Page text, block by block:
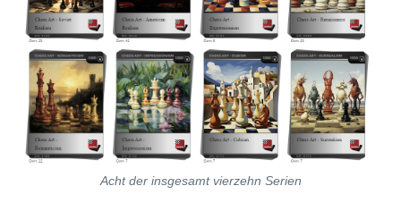
Acht der insgesamt vierzehn Serien